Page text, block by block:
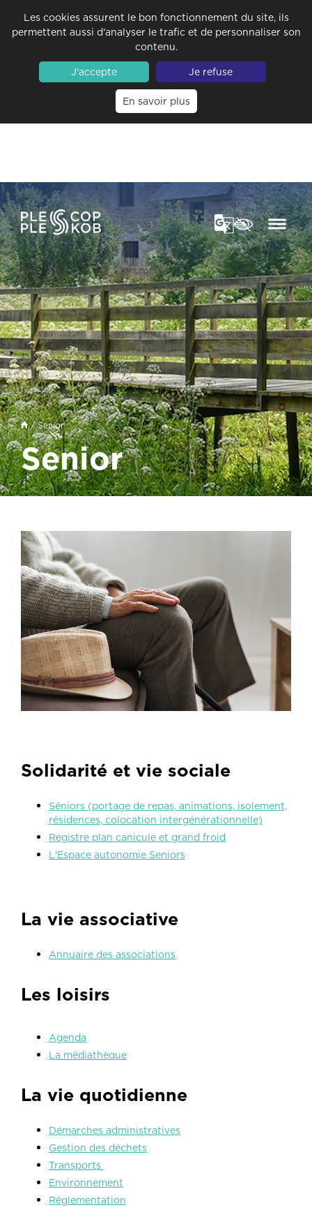
Les cookies assurent le bon fonctionnement du site, ils
permettent aussi d'analyser le trafic et de personnaliser son
contenu.
J'accepte
Je refuse
En savoir plus
/ Senior
Senior
Solidarité et vie sociale
Séniors (portage de repas, animations, isolement,
résidences, colocation intergénérationnelle)
Registre plan canicule et grand froid
L'Espace autonomie Seniors
La vie associative
Annuaire des associations
Les loisirs
Agenda
La médiathèque
La vie quotidienne
Démarches administratives
Gestion des déchets
Transports
Environnement
Réglementation